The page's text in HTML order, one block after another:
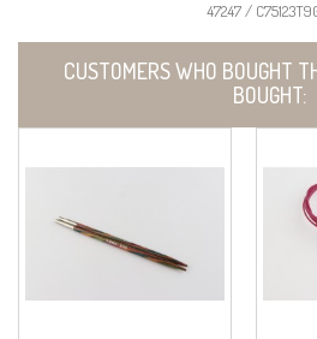
47247 /
CUSTOMERS WHO BOUGHT
BOUGHT: